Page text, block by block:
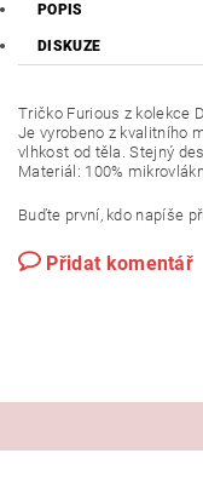
POPIS
DISKUZE
Tričko Furious z kolekce
Je vyrobeno z kvalitního
vlhkost od těla. Stejný
Materiál: 100%
Buďte první, kdo napíše
Přidat komentář